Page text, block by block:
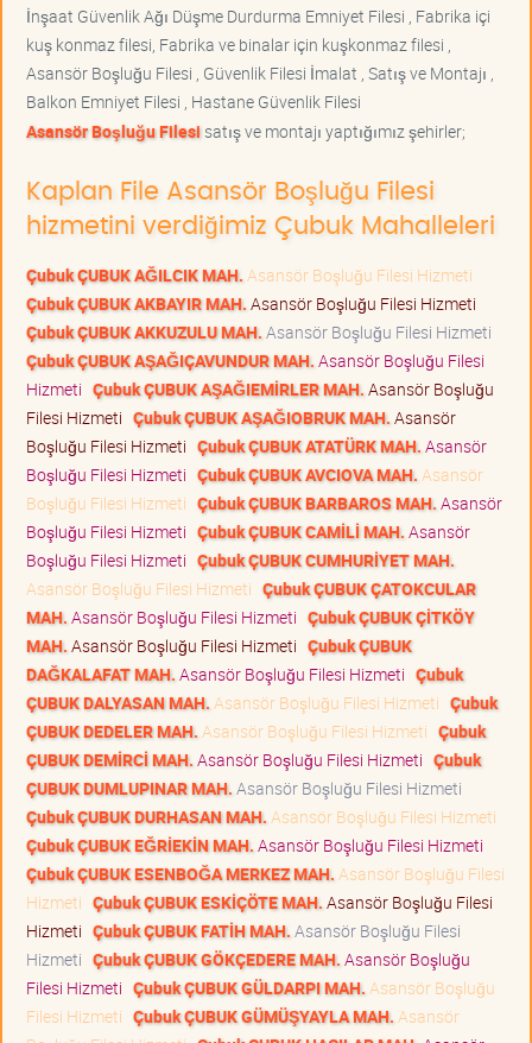
İnşaat Güvenlik Ağı Düşme Durdurma Emniyet Filesi , Fabrika içi
kuş konmaz filesi, Fabrika ve binalar için kuşkonmaz filesi ,
Asansör Boşluğu Filesi , Güvenlik Filesi İmalat , Satış ve Montajı ,
Balkon Emniyet Filesi , Hastane Güvenlik Filesi
Asansör Boşluğu Filesisatış ve montajı yaptığımız şehirler;
Kaplan File Asansör Boşluğu Filesi
hizmetini verdiğimiz Çubuk Mahalleleri
Çubuk ÇUBUK AĞILCIK MAH. Asansör Boşluğu Filesi Hizmeti
Çubuk ÇUBUK AKBAYIR MAH. Asansör Boşluğu Filesi Hizmeti
Çubuk ÇUBUK AKKUZULU MAH. Asansör Boşluğu Filesi Hizmeti
Çubuk ÇUBUK AŞAĞIÇAVUNDUR MAH. Asansör Boşluğu Filesi
Hizmeti Çubuk ÇUBUK AŞAĞIEMİRLER MAH. Asansör Boşluğu
Filesi Hizmeti Çubuk ÇUBUK AŞAĞIOBRUK MAH. Asansör
Boşluğu Filesi Hizmeti Çubuk ÇUBUK ATATÜRK MAH. Asansör
Boşluğu Filesi Hizmeti Çubuk ÇUBUK AVCIOVA MAH. Asansör
Boşluğu Filesi Hizmeti Çubuk ÇUBUK BARBAROS MAH. Asansör
Boşluğu Filesi Hizmeti Çubuk ÇUBUK CAMİLİ MAH. Asansör
Boşluğu Filesi Hizmeti Çubuk ÇUBUK CUMHURİYET MAH.
Asansör Boşluğu Filesi Hizmeti Çubuk ÇUBUK ÇATOKCULAR
MAH. Asansör Boşluğu Filesi Hizmeti Çubuk ÇUBUK ÇİTKÖY
MAH. Asansör Boşluğu Filesi Hizmeti Çubuk ÇUBUK
DAĞKALAFAT MAH. Asansör Boşluğu Filesi Hizmeti Çubuk
ÇUBUK DALYASAN MAH. Asansör Boşluğu Filesi Hizmeti Çubuk
ÇUBUK DEDELER MAH. Asansör Boşluğu Filesi Hizmeti Çubuk
ÇUBUK DEMİRCİ MAH. Asansör Boşluğu Filesi Hizmeti Çubuk
ÇUBUK DUMLUPINAR MAH. Asansör Boşluğu Filesi Hizmeti
Çubuk ÇUBUK DURHASAN MAH. Asansör Boşluğu Filesi Hizmeti
Çubuk ÇUBUK EĞRİEKİN MAH. Asansör Boşluğu Filesi Hizmeti
Çubuk ÇUBUK ESENBOĞA MERKEZ MAH. Asansör Boşluğu Filesi
Hizmeti Çubuk ÇUBUK ESKİÇÖTE MAH. Asansör Boşluğu Filesi
Hizmeti Çubuk ÇUBUK FATİH MAH. Asansör Boşluğu Filesi
Hizmeti Çubuk ÇUBUK GÖKÇEDERE MAH. Asansör Boşluğu
Filesi Hizmeti Çubuk ÇUBUK GÜLDARPI MAH. Asansör Boşluğu
Filesi Hizmeti Çubuk ÇUBUK GÜMÜŞYAYLA MAH. Asansör